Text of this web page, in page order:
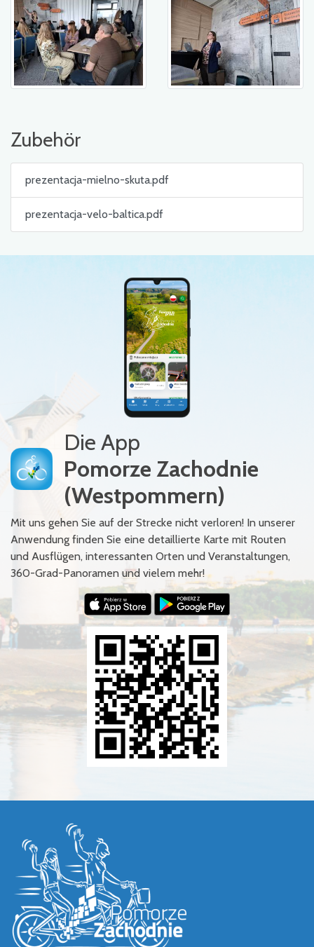
Zubehör
prezentacja-mielno-skuta.pdf
prezentacja-velo-baltica.pdf
Die App
Pomorze Zachodnie
(Westpommern)
Mit uns gehen Sie auf der Strecke nicht verloren! In unserer
Anwendung finden Sie eine detaillierte Karte mit Routen
und Ausflügen, interessanten Orten und Veranstaltungen,
360-Grad-Panoramen und vielem mehr!